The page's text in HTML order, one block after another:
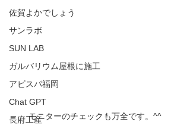
佐賀よかでしょう
サンラボ
SUN LAB
ガルバリウム屋根に施工
アビスパ福岡
Chat GPT
長府工産モニターのチェックも万全です。^^